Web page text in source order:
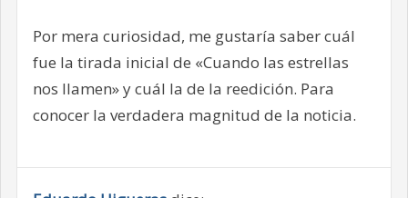
Por mera curiosidad, me gustaría saber cuál
fue la tirada inicial de «Cuando las estrellas
nos llamen» y cuál la de la reedición. Para
conocer la verdadera magnitud de la noticia.